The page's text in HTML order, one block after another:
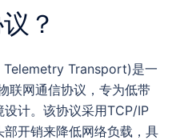
？
Telemetry Transport)是一
联网通信协议，专为低带
计。该协议采用TCP/IP
开销来降低网络负载，具